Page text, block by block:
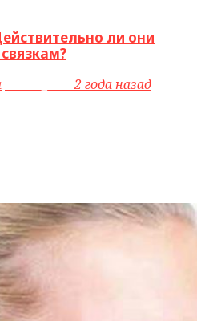
ли они
access_time2 года назад